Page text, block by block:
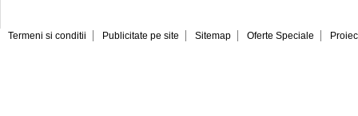
Termeni si conditii Publicitate pe site Sitemap Oferte Speciale